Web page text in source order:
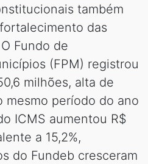
também
das
Fundo de
(FPM) registrou
milhões, alta de
mesmo período do ano
ICMS aumentou R$
a 15,2%,
do Fundeb cresceram